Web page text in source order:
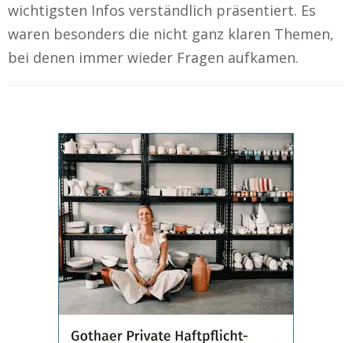
wichtigsten Infos verständlich präsentiert. Es
waren besonders die nicht ganz klaren Themen,
bei denen immer wieder Fragen aufkamen.